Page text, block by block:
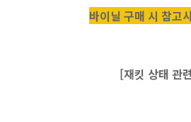
바이닐 구매 시 참고
[재킷 상태 관